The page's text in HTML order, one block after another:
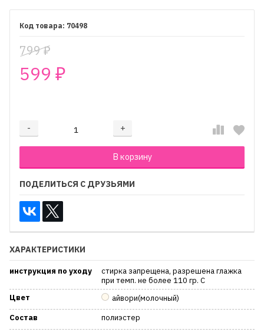
70498
799₽
599 ₽
- +
Добавляется...
В корзину
Добавлен
ПОДЕЛИТЬСЯ С ДРУЗЬЯМИ
ХАРАКТЕРИСТИКИ
инструкция по уходу
стирка запрещена, разрешена глажка
при темп. не более 110 гр. С
Цвет
айвори(молочный)
Состав
полиэстер